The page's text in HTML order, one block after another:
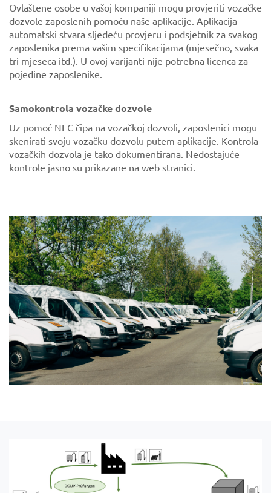
Ovlaštene osobe u vašoj kompaniji mogu provjeriti vozačke
dozvole zaposlenih pomoću naše aplikacije. Aplikacija
automatski stvara sljedeću provjeru i podsjetnik za svakog
zaposlenika prema vašim specifikacijama (mjesečno, svaka
tri mjeseca itd.). U ovoj varijanti nije potrebna licenca za
pojedine zaposlenike.
Samokontrola vozačke dozvole
Uz pomoć NFC čipa na vozačkoj dozvoli, zaposlenici mogu
skenirati svoju vozačku dozvolu putem aplikacije. Kontrola
vozačkih dozvola je tako dokumentirana. Nedostajuće
kontrole jasno su prikazane na web stranici.